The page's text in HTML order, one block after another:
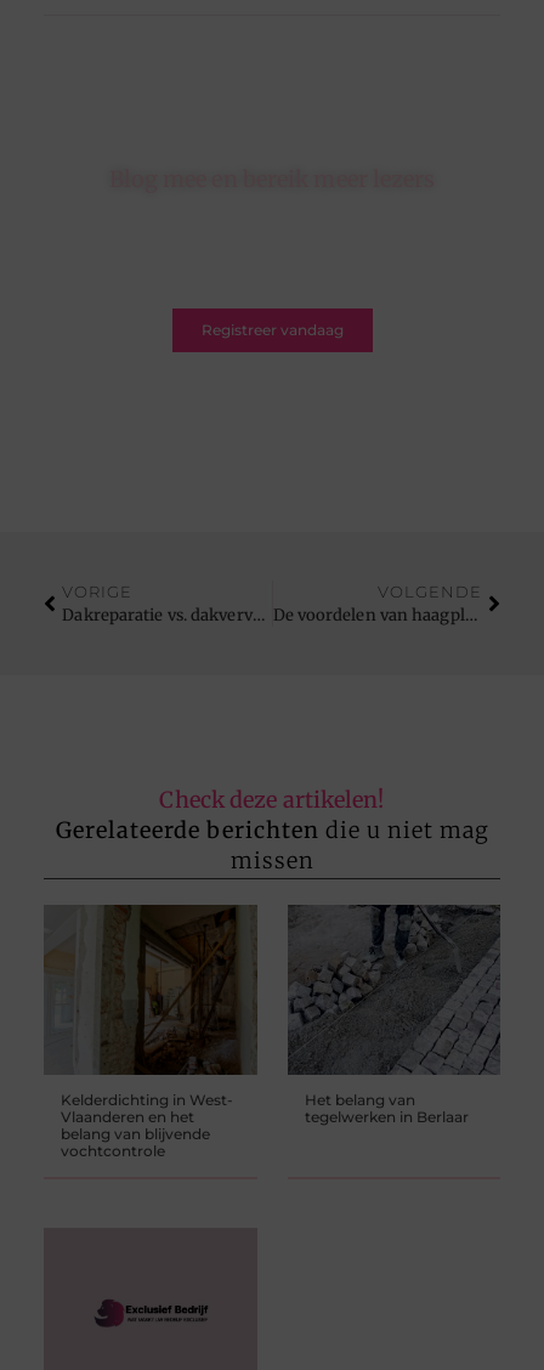
Registreer vandaag
VORIGE
Dakreparatie vs. dakvervanging
VOLGENDE
De voordelen van haagplanten: waarom kiezen voor een lokale kwekerij
Check deze artikelen!
Gerelateerde berichten die u niet mag
missen
Kelderdichting in West-
Vlaanderen en het
belang van blijvende
vochtcontrole
Het belang van
tegelwerken in Berlaar